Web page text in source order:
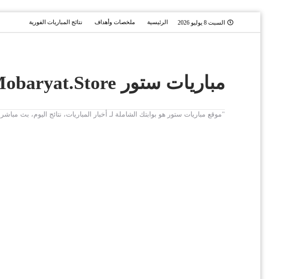
السبت 8 يوليو 2026 الرئيسية ملخصات وأهداف نتائج المباريات الفورية
مباريات ستور Mobaryat.Store
"موقع مباريات ستور هو بوابتك الشاملة لـ أخبار المباريات، نتائج اليوم،